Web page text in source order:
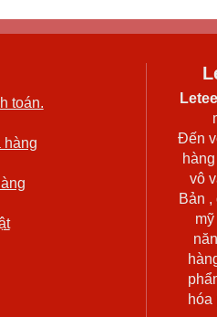
toán.
hàng
Đến
vô
Bản
hóa